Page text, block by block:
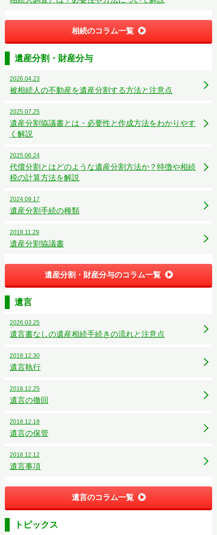
相続のコラム一覧
遺産分割・財産分与
2026.04.23
被相続人の不動産を遺産分割する方法と注意点
2025.07.25
遺産分割協議書とは・必要性と作成方法をわかりやす
く解説
2025.06.24
代償分割とはどのような遺産分割方法か？特徴や相続
税の計算方法を解説
2024.09.17
遺産分割手続の種類
2018.11.29
遺産分割協議書
遺産分割・財産分与のコラム一覧
遺言
2026.03.25
遺言書なしの遺産相続手続きの流れと注意点
2018.12.30
遺言執行
2018.12.25
遺言の撤回
2018.12.18
遺言の保管
2018.12.12
遺言事項
遺言のコラム一覧
トピックス